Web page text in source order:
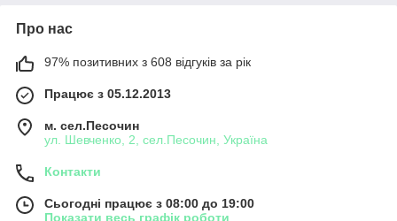
Про нас
97% позитивних з 608 відгуків за рік
Працює з 05.12.2013
м. сел.Песочин
ул. Шевченко, 2, сел.Песочин, Україна
Контакти
Сьогодні працює з 08:00 до 19:00
Показати весь графік роботи